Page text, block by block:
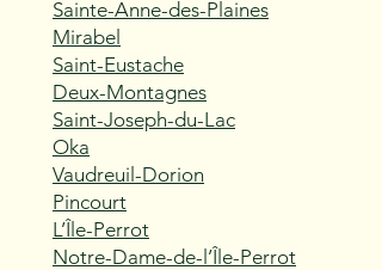
Sainte-Anne-des-Plaines
Mirabel
Saint-Eustache
Deux-Montagnes
Saint-Joseph-du-Lac
Oka
Vaudreuil-Dorion
Pincourt
L’Île-Perrot
Notre-Dame-de-l’Île-Perrot